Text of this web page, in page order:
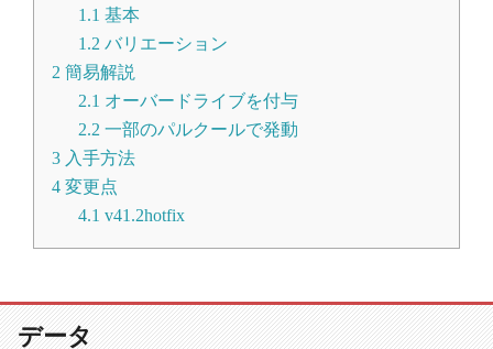
1.1 基本
1.2 バリエーション
2 簡易解説
2.1 オーバードライブを付与
2.2 一部のパルクールで発動
3 入手方法
4 変更点
4.1 v41.2hotfix
データ